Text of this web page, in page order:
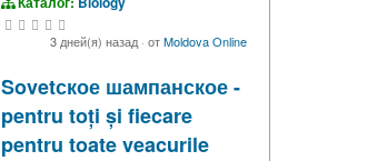
3 дней(я) назад· отMoldova Online
Sovetское шампанское -
pentru toți și fiecare
pentru toate veacurile